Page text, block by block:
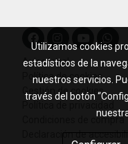
Aviso legal
Política de cookies
Gestión de cookies
Condiciones de compra
Utilizamos cookies
estadísticos de la
nuestros servicios.
través del botón